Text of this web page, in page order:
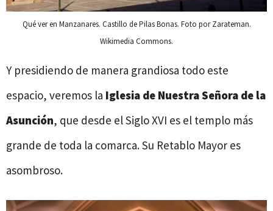
Qué ver en Manzanares. Castillo de Pilas Bonas. Foto por Zarateman.
Wikimedia Commons.
Y presidiendo de manera grandiosa todo este
espacio, veremos la Iglesia de Nuestra Señora de la
Asunción, que desde el Siglo XVI es el templo más
grande de toda la comarca. Su Retablo Mayor es
asombroso.